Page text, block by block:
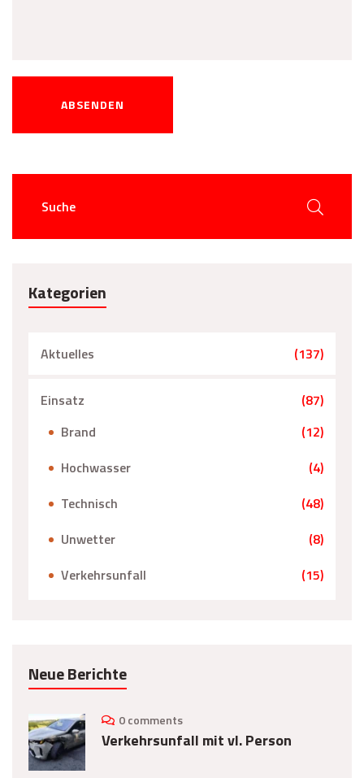
ABSENDEN
Kategorien
Aktuelles (137)
Einsatz
(87)
Brand
(12)
Hochwasser
(4)
Technisch
(48)
Unwetter
(8)
Verkehrsunfall
(15)
Neue Berichte
0 comments
Verkehrsunfall mit vl. Person